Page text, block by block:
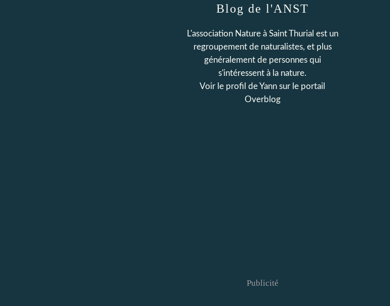
Blog de l'ANST
L'association Nature à Saint Thurial est un
regroupement de naturalistes, et plus
généralement de personnes qui
s'intéressent à la nature.
Voir le profil deYann sur le portail
Overblog
Publicité